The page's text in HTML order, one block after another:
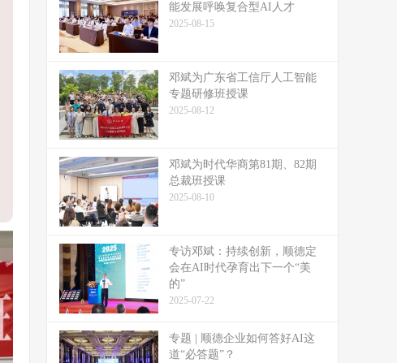
能发展呼唤复合型AI人才
2025-08-15
邓斌为广东省工信厅人工智能
专题研修班授课
2025-08-12
邓斌为时代华商第81期、82期
总裁班授课
2025-08-10
专访邓斌：持续创新，顺德定
会在AI时代孕育出下一个“美
的”
2025-07-22
专题 | 顺德企业如何答好AI这
道“必答题”？